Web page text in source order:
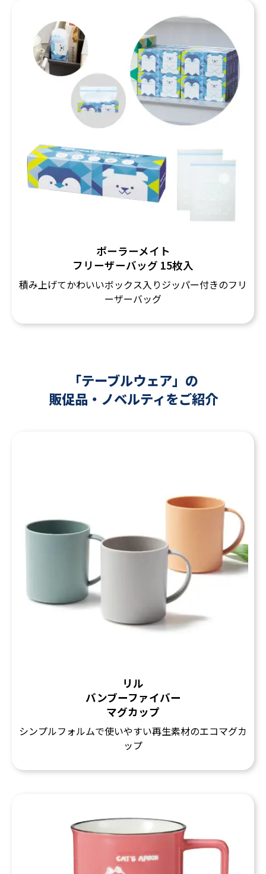
ポーラーメイト
フリーザーバッグ 15枚入
積み上げてかわいいボックス入りジッパー付きのフリ
ーザーバッグ
「テーブルウェア」の
販促品・ノベルティをご紹介
リル
バンブーファイバー
マグカップ
シンプルフォルムで使いやすい再生素材のエコマグカ
ップ